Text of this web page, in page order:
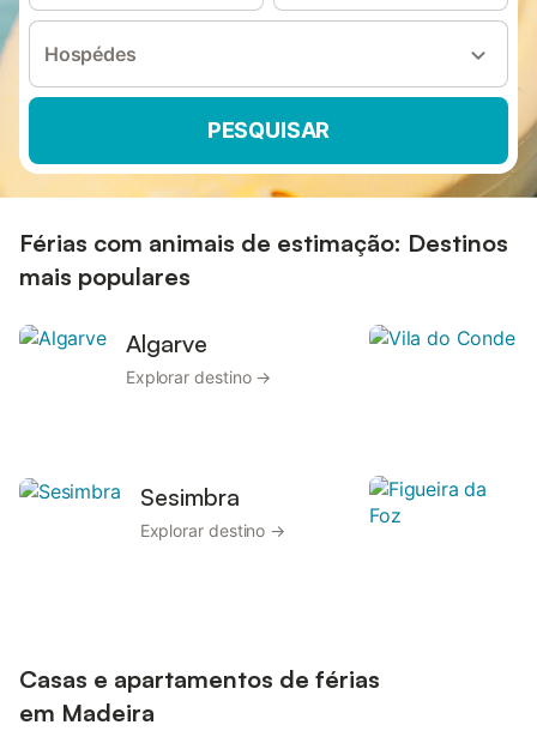
Hospédes
PESQUISAR
Férias com animais de estimação: Destinos
mais populares
Algarve
Explorar destino →
Sesimbra
Explorar destino →
Casas e apartamentos de férias
em Madeira